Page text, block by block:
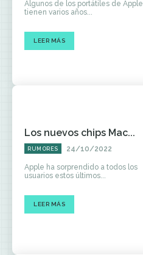
Algunos de los portátiles de Apple
tienen varios años...
LEER MÁS
Los nuevos chips Mac...
RUMORES 24/10/2022
Apple ha sorprendido a todos los
usuarios estos últimos...
LEER MÁS